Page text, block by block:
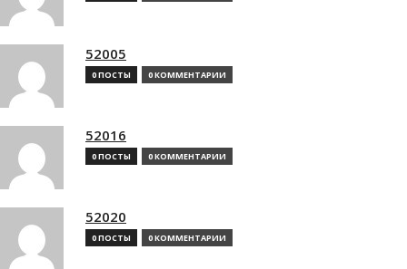
52005
0 ПОСТЫ 0 КОММЕНТАРИИ
52016
0 ПОСТЫ 0 КОММЕНТАРИИ
52020
0 ПОСТЫ 0 КОММЕНТАРИИ